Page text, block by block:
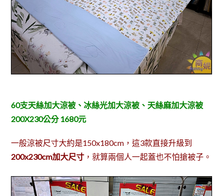
60支天絲加大涼被、冰絲光加大涼被、天絲麻加大涼被
200X230公分 1680元
一般涼被尺寸大約是150x180cm，這3款直接升級到
200x230cm加大尺寸 ，就算兩個人一起蓋也不怕搶被子。